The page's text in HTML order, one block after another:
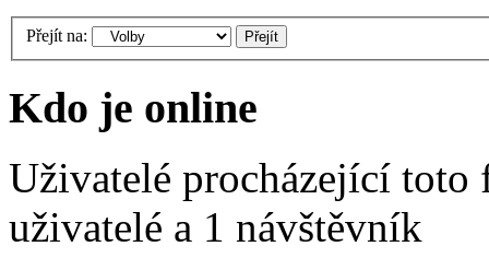
Přejít na:
Kdo je online
Uživatelé procházející
uživatelé a 1 návštěvník